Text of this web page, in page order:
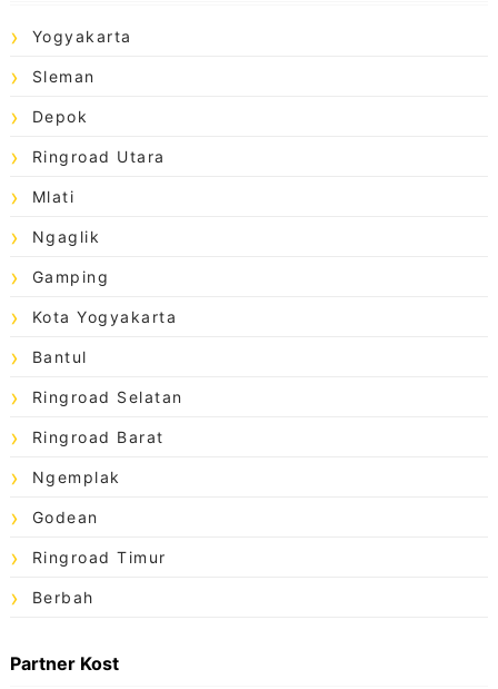
Yogyakarta
Sleman
Depok
Ringroad Utara
Mlati
Ngaglik
Gamping
Kota Yogyakarta
Bantul
Ringroad Selatan
Ringroad Barat
Ngemplak
Godean
Ringroad Timur
Berbah
Partner Kost